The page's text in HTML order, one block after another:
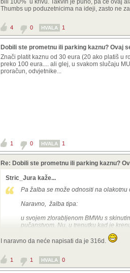
bili 100% u krivu. Takvih je puno, pa ce ovaj
Thumbs up poduzetnicima na ideji, zasto ne
4 0 HVALA 1
Dobili ste prometnu ili parking kaznu? Ovaj
Znači platit kaznu od 30 eura (20 ako platiš u
preko 100 eura.... ali glej, u svakom slučaju
proračun, odvjetnike...
1 0 HVALA 1
Re: Dobili ste prometnu ili parking kaznu?
Stric_Jura kaže...
Pa žalba se može odnositi na olakotnu
Naravno, žalba tipa:
u svojem zlorabljenom BMWu s
pučanstvom. Nu, u trenutku kad je
jurnuo niz ulicu te pritom preorao
I naravno da neće napisati da je 316d.
1 1 HVALA 0